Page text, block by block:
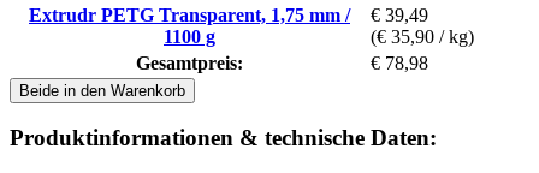
Extrudr PETG Transparent, 1,75 mm /
1100 g
€ 39,49
(€ 35,90 / kg)
Gesamtpreis:
€ 78,98
Beide in den Warenkorb
Produktinformationen & technische Daten: